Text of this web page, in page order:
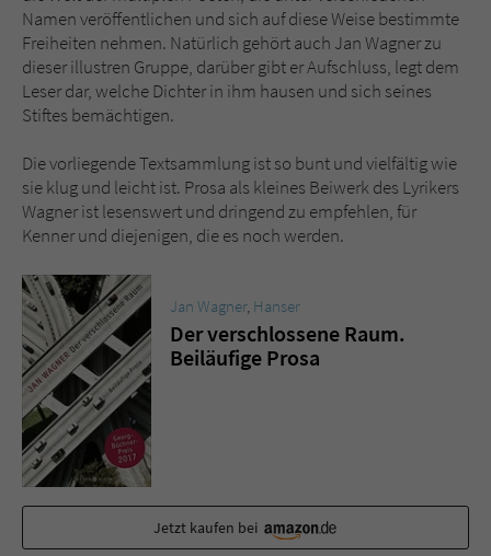
Namen veröffentlichen und sich auf diese Weise bestimmte
Freiheiten nehmen. Natürlich gehört auch Jan Wagner zu
dieser illustren Gruppe, darüber gibt er Aufschluss, legt dem
Leser dar, welche Dichter in ihm hausen und sich seines
Stiftes bemächtigen.
Die vorliegende Textsammlung ist so bunt und vielfältig wie
sie klug und leicht ist. Prosa als kleines Beiwerk des Lyrikers
Wagner ist lesenswert und dringend zu empfehlen, für
Kenner und diejenigen, die es noch werden.
Jan Wagner, Hanser
Der verschlossene Raum.
Beiläufige Prosa
Jetzt kaufen bei